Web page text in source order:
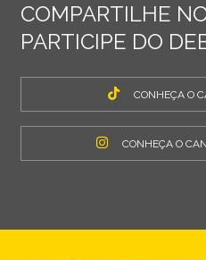
COMPARTILHE
PARTICIPE DO
CONHEÇA O
CONHEÇA O